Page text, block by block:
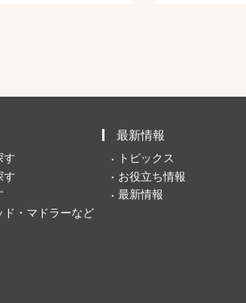
す
す
ド・マドラーなど
最新情報
トピックス
お役立ち情報
最新情報